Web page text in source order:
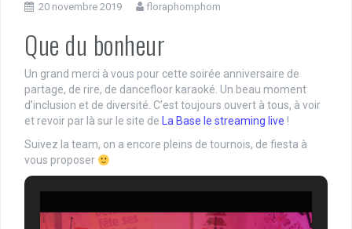
20 novembre 2019 floraphomphom
Que du bonheur
Un grand merci à vous pour cette soirée anniversaire de
partage, de rire, de dancefloor karaoké. Un beau moment
d’inclusion et de diversité. C’est toujours ouvert à tous, à voir
et revoir par là sur le site de La Base le streaming live !
Suivez la team, on a encore pleins de tournois, de fiesta à
vous proposer